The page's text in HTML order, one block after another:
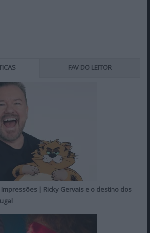
FAV DO LEITOR
Impressões | Ricky Gervais e o destino dos